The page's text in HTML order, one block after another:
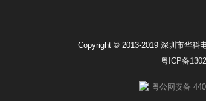
Copyright © 2013-2019 深圳市华科
粤ICP备
粤公网安备